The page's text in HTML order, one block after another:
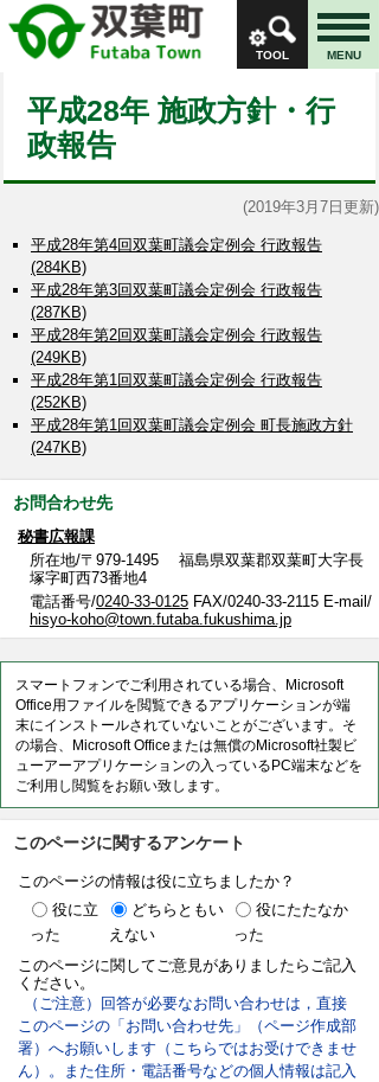
TOOL MENU
平成28年 施政方針・行
政報告
(2019年3月7日更新)
平成28年第4回双葉町議会定例会 行政報告
(284KB)
平成28年第3回双葉町議会定例会 行政報告
(287KB)
平成28年第2回双葉町議会定例会 行政報告
(249KB)
平成28年第1回双葉町議会定例会 行政報告
(252KB)
平成28年第1回双葉町議会定例会 町長施政方針
(247KB)
お問合わせ先
秘書広報課
所在地/〒979-1495 福島県双葉郡双葉町大字長
塚字町西73番地4
電話番号/0240-33-0125 FAX/0240-33-2115 E-mail/
hisyo-koho@town.futaba.fukushima.jp
スマートフォンでご利用されている場合、Microsoft
Office用ファイルを閲覧できるアプリケーションが端
末にインストールされていないことがございます。そ
の場合、Microsoft Officeまたは無償のMicrosoft社製ビ
ューアーアプリケーションの入っているPC端末などを
ご利用し閲覧をお願い致します。
このページに関するアンケート
このページの情報は役に立ちましたか？
役に立
った
どちらともい
えない
役にたたなか
った
このページに関してご意見がありましたらご記入
ください。
（ご注意）回答が必要なお問い合わせは，直接
このページの「お問い合わせ先」（ページ作成部
署）へお願いします（こちらではお受けできませ
ん）。また住所・電話番号などの個人情報は記入